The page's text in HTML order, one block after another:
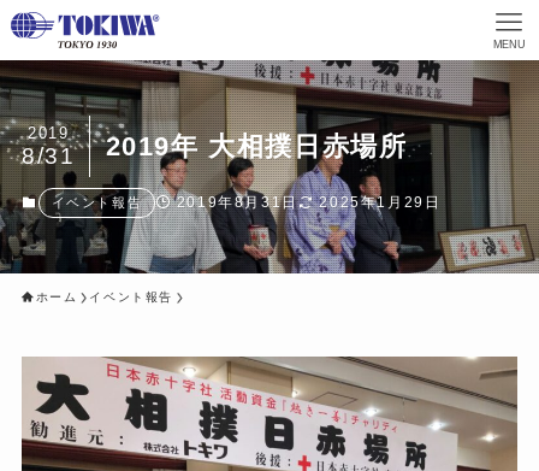
MENU
2019年 大相撲日赤場所
2019
8/31
イベント報告 2019年8月31日 2025年1月29日
ホーム イベント報告